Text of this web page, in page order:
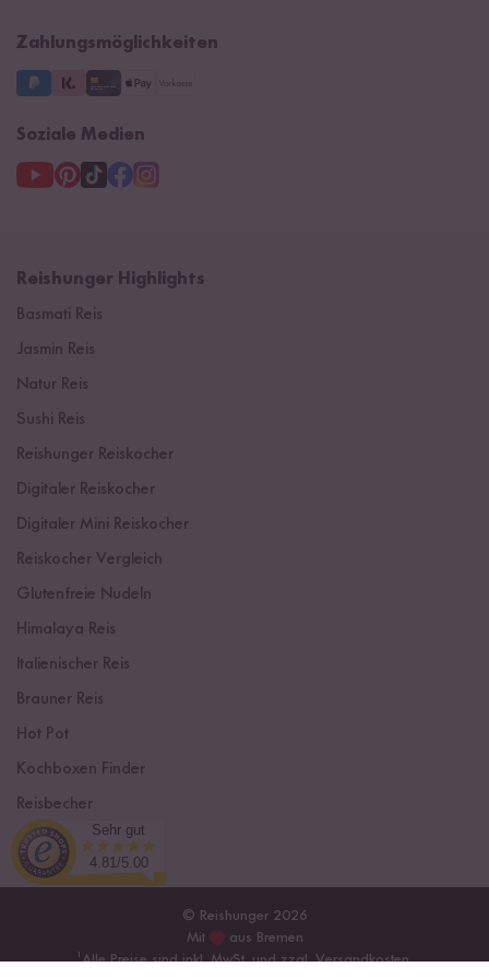
3 Jahre Garantie
Zahlungsmöglichkeiten
Soziale Medien
Reishunger Highlights
Basmati Reis
Jasmin Reis
Natur Reis
Sushi Reis
Reishunger Reiskocher
Digitaler Reiskocher
Digitaler Mini Reiskocher
Reiskocher Vergleich
Glutenfreie Nudeln
Himalaya Reis
Italienischer Reis
Brauner Reis
Hot Pot
Kochboxen Finder
Reisbecher
Sushi Einsteiger Box
© Reishunger 2026
Mit
aus Bremen
¹Alle Preise sind inkl. MwSt. und zzgl.Versandkosten.
Sehr gut
4.81/5.00